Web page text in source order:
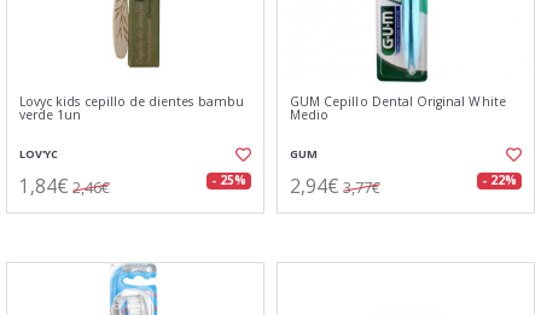
Lovyc kids cepillo de dientes bambu
verde 1un
LOV'YC
1,84€ 2,46€ - 25%
GUM Cepillo Dental Original White
Medio
GUM
2,94€ 3,77€ - 22%